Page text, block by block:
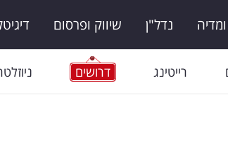
נדל"ן שיווק ופרסום
רייטינג דרושים